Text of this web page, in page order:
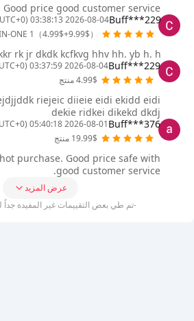
price good customer service.
Buff***229
2026-08-04 03:38:13 (UTC+0)
ONE 1（4.99$+9.99$）
rk jr dkdk kcfkvg hhv hh. yb h. h
Buff***229
2026-08-04 03:37:59 (UTC+0)
4.99$ منتج
riejeic diieie eidi ekidd eidi
dekie ridkei dikekd dkdj
Buff***376
2026-08-01 05:40:18 (UTC+0)
19.99$ منتج
purchase. Good price safe with
good customer service.
عرض المزيد
-تم طي بعض التقييمات غير المفيدة